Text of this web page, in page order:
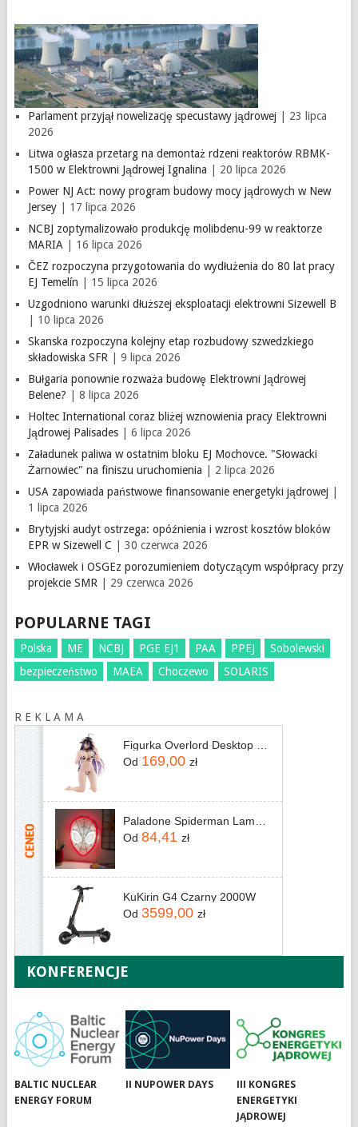
Parlament przyjął nowelizację specustawy jądrowej | 23 lipca
2026
Litwa ogłasza przetarg na demontaż rdzeni reaktorów RBMK-
1500 w Elektrowni Jądrowej Ignalina | 20 lipca 2026
Power NJ Act: nowy program budowy mocy jądrowych w New
Jersey| 17 lipca 2026
NCBJ zoptymalizowało produkcję molibdenu-99 w reaktorze
MARIA| 16 lipca 2026
ČEZ rozpoczyna przygotowania do wydłużenia do 80 lat pracy
EJ Temelín | 15 lipca 2026
Uzgodniono warunki dłuższej eksploatacji elektrowni Sizewell B
| 10 lipca 2026
Skanska rozpoczyna kolejny etap rozbudowy szwedzkiego
składowiska SFR| 9 lipca 2026
Bułgaria ponownie rozważa budowę Elektrowni Jądrowej
Belene? | 8 lipca 2026
Holtec International coraz bliżej wznowienia pracy Elektrowni
Jądrowej Palisades| 6 lipca 2026
Załadunek paliwa w ostatnim bloku EJ Mochovce. "Słowacki
Żarnowiec" na finiszu uruchomienia | 2 lipca 2026
USA zapowiada państwowe finansowanie energetyki jądrowej
1 lipca 2026
Brytyjski audyt ostrzega: opóźnienia i wzrost kosztów bloków
EPR w Sizewell C | 30 czerwca 2026
Włocławek i OSGEz porozumieniem dotyczącym współpracy przy
projekcie SMR| 29 czerwca 2026
POPULARNE TAGI
Polska ME NCBJ PGE EJ1 PAA PPEJ
Sobolewski
bezpieczeństwo
MAEA Choczewo SOLARIS
R E K L A M A
Figurka Overlord Desktop Cute Albedo Cow-Print Swimsuit Ver. 15 cm
Od 169,00 zł
Paladone Spiderman Lampka Neonowa Led Ścienna / Wall Mountable Neon Light PP14000SPMVN
Od 84,41 zł
KuKirin G4 Czarny 2000W
Od 3599,00 zł
KONFERENCJE
BALTIC NUCLEAR
ENERGY FORUM
II NUPOWER DAYS
III KONGRES
ENERGETYKI
JĄDROWEJ